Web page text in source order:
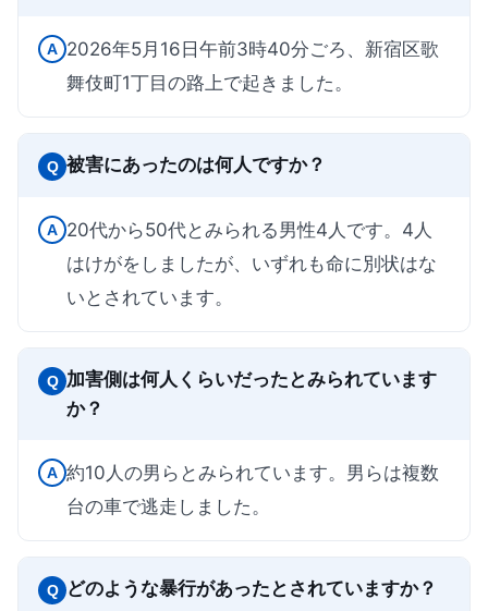
A 2026年5月16日午前3時40分ごろ、新宿区歌
舞伎町1丁目の路上で起きました。
Q 被害にあったのは何人ですか？
A 20代から50代とみられる男性4人です。4人
はけがをしましたが、いずれも命に別状はな
いとされています。
Q 加害側は何人くらいだったとみられています
か？
A 約10人の男らとみられています。男らは複数
台の車で逃走しました。
Q どのような暴行があったとされていますか？